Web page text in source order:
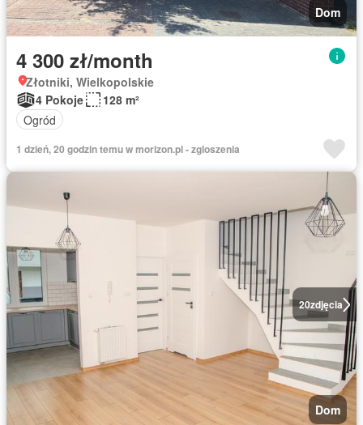
Dom
4 300 zł/month
Złotniki, Wielkopolskie
4 Pokoje
128 m²
Ogród
1 dzień, 20 godzin temu w morizon.pl - zgloszenia
20zdjęcia
Dom